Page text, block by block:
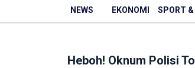
NEWS EKONOMI SPORT
Heboh! Oknum Polisi